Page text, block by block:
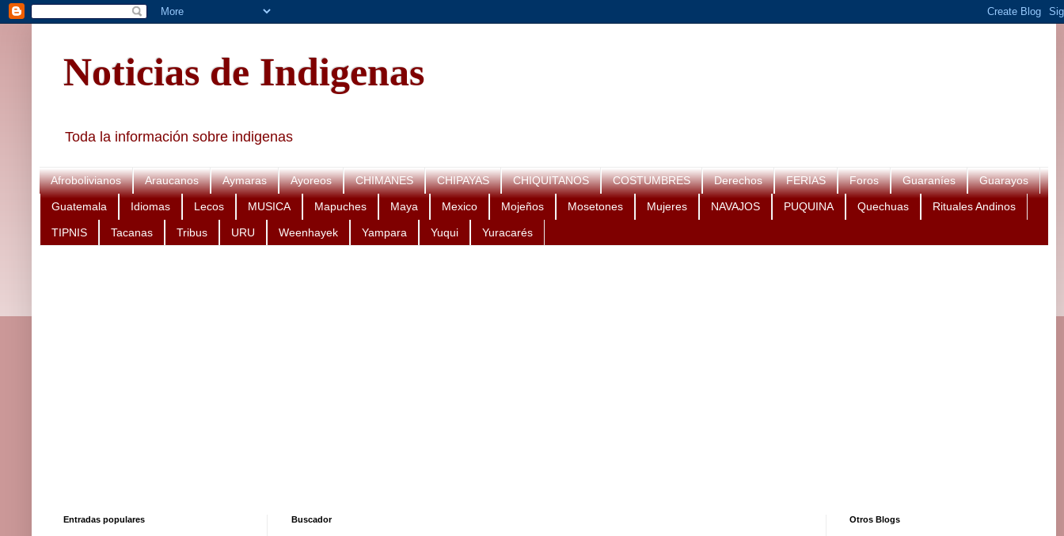
Noticias de Indigenas
Toda la información sobre indigenas
Afrobolivianos Araucanos Aymaras Ayoreos CHIMANES CHIPAYAS CHIQUITANOS COSTUMBRES Derechos FERIAS Foros Guaraníes Guarayos
Guatemala Idiomas Lecos MUSICA Mapuches Maya Mexico Mojeños Mosetones Mujeres NAVAJOS PUQUINA Quechuas Rituales Andinos
TIPNIS Tacanas Tribus URU Weenhayek Yampara Yuqui Yuracarés
Buscador
Entradas populares Otros Blogs